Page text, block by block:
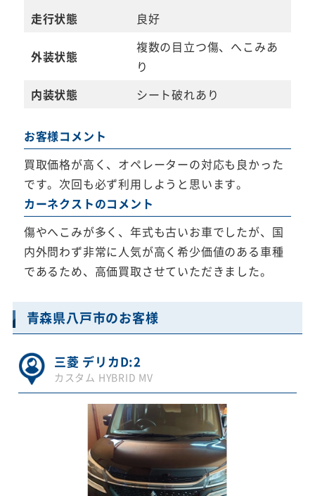
走行状態
良好
外装状態
複数の目立つ傷、へこみあ
り
内装状態
シート破れあり
お客様コメント
買取価格が高く、オペレーターの対応も良かった
です。次回も必ず利用しようと思います。
カーネクストのコメント
傷やへこみが多く、年式も古いお車でしたが、国
内外問わず非常に人気が高く希少価値のある車種
であるため、高価買取させていただきました。
青森県八戸市のお客様
三菱 デリカD:2
カスタム HYBRID MV